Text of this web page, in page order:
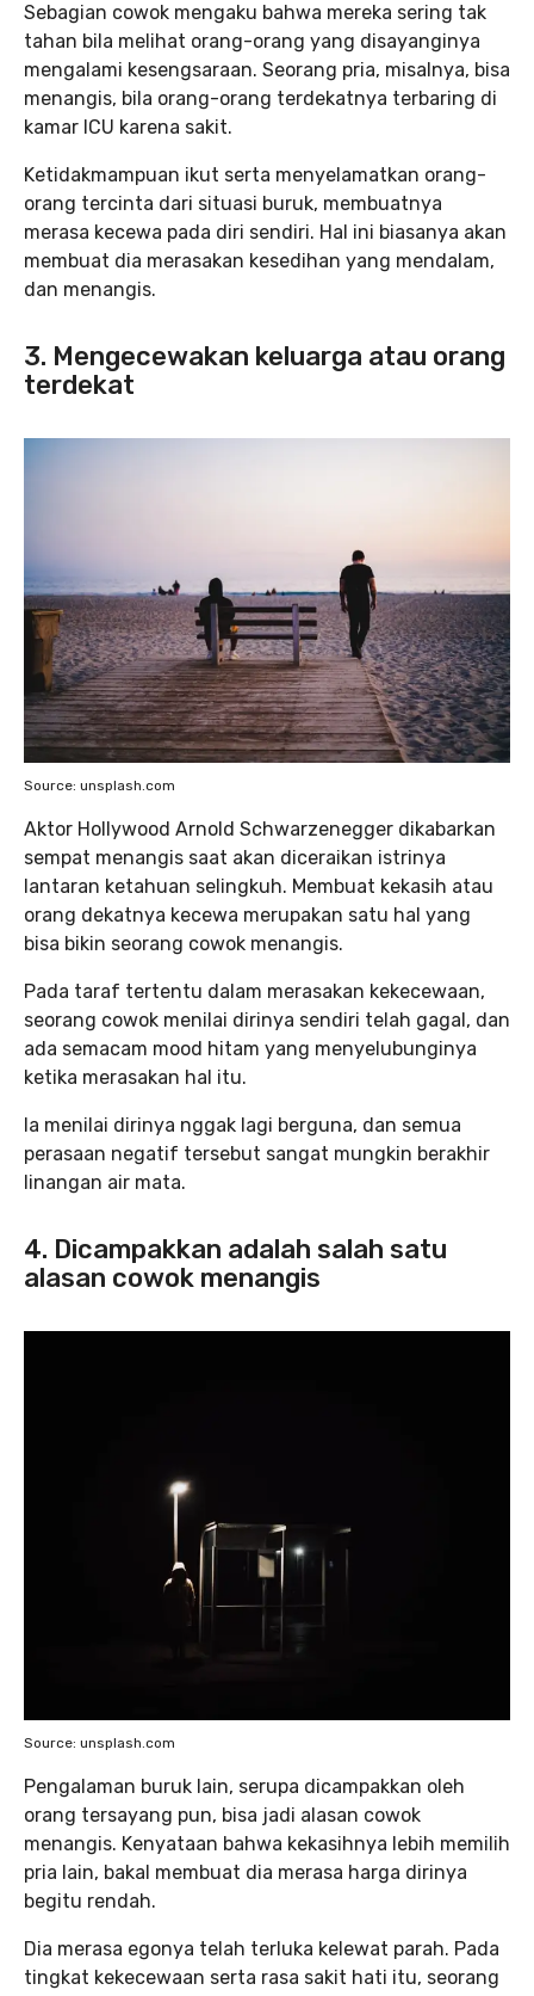
Sebagian cowok mengaku bahwa mereka sering tak
tahan bila melihat orang-orang yang disayanginya
mengalami kesengsaraan. Seorang pria, misalnya, bisa
menangis, bila orang-orang terdekatnya terbaring di
kamar ICU karena sakit.
Ketidakmampuan ikut serta menyelamatkan orang-
orang tercinta dari situasi buruk, membuatnya
merasa kecewa pada diri sendiri. Hal ini biasanya akan
membuat dia merasakan kesedihan yang mendalam,
dan menangis.
3. Mengecewakan keluarga atau orang
terdekat
Source: unsplash.com
Aktor Hollywood Arnold Schwarzenegger dikabarkan
sempat menangis saat akan diceraikan istrinya
lantaran ketahuan selingkuh. Membuat kekasih atau
orang dekatnya kecewa merupakan satu hal yang
bisa bikin seorang cowok menangis.
Pada taraf tertentu dalam merasakan kekecewaan,
seorang cowok menilai dirinya sendiri telah gagal, dan
ada semacam mood hitam yang menyelubunginya
ketika merasakan hal itu.
Ia menilai dirinya nggak lagi berguna, dan semua
perasaan negatif tersebut sangat mungkin berakhir
linangan air mata.
4. Dicampakkan adalah salah satu
alasan cowok menangis
Source: unsplash.com
Pengalaman buruk lain, serupa dicampakkan oleh
orang tersayang pun, bisa jadi alasan cowok
menangis. Kenyataan bahwa kekasihnya lebih memilih
pria lain, bakal membuat dia merasa harga dirinya
begitu rendah.
Dia merasa egonya telah terluka kelewat parah. Pada
tingkat kekecewaan serta rasa sakit hati itu, seorang